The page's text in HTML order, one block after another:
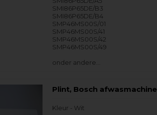
SMI86P65DE/B3
SMI86P65DE/B4
SMP46MS00S/01
SMP46MS00S/41
SMP46MS00S/42
SMP46MS00S/49
onder andere…
Plint, Bosch afwasmachine
Kleur - Wit